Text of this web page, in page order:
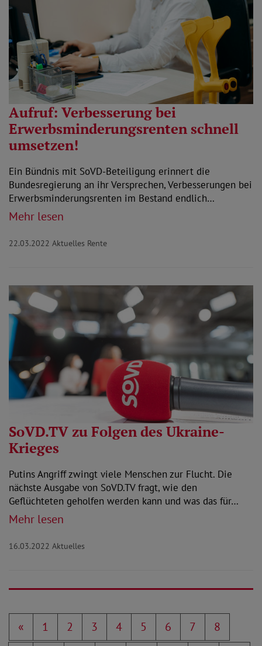
Aufruf: Verbesserung bei
Erwerbsminderungsrenten schnell
umsetzen!
Ein Bündnis mit SoVD-Beteiligung erinnert die
Bundesregierung an ihr Versprechen, Verbesserungen bei
Erwerbsminderungsrenten im Bestand endlich…
Mehr lesen
22.03.2022 Aktuelles Rente
SoVD.TV zu Folgen des Ukraine-
Krieges
Putins Angriff zwingt viele Menschen zur Flucht. Die
nächste Ausgabe von SoVD.TV fragt, wie den
Geflüchteten geholfen werden kann und was das für…
Mehr lesen
16.03.2022 Aktuelles
« 1 2 3 4 5 6 7
8